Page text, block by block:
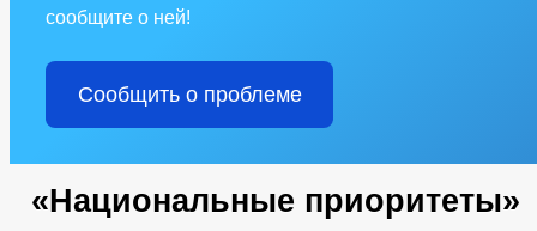
сообщите о ней!
Сообщить о проблеме
«Национальные приоритеты»